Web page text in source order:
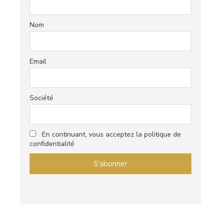
Nom
Email
Société
En continuant, vous acceptez la politique de
confidentialité